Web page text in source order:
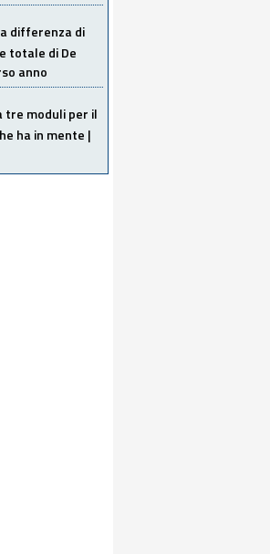
differenza di
totale di De
anno
tre moduli per il
ha in mente |